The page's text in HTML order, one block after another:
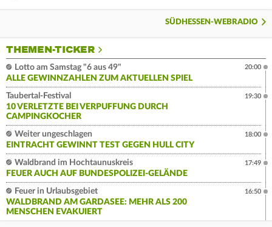
SÜDHESSEN-WEBRADIO
THEMEN-TICKER
Lotto am Samstag "6 aus 49"
ALLE GEWINNZAHLEN ZUM AKTUELLEN SPIEL
20:00
Taubertal-Festival
10 VERLETZTE BEI VERPUFFUNG DURCH
CAMPINGKOCHER
19:30
Weiter ungeschlagen
EINTRACHT GEWINNT TEST GEGEN HULL CITY
18:00
Waldbrand im Hochtaunuskreis
FEUER AUCH AUF BUNDESPOLIZEI-GELÄNDE
17:49
Feuer in Urlaubsgebiet
WALDBRAND AM GARDASEE: MEHR ALS 200
MENSCHEN EVAKUIERT
16:50